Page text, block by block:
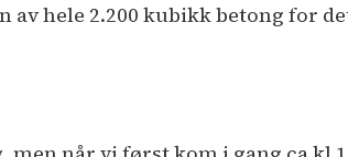
hele 2.200 kubikk betong for